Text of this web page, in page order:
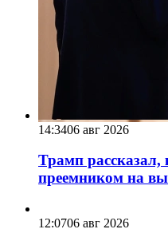
14:3406 авг 2026
Трамп рассказал,
преемником на
12:0706 авг 2026